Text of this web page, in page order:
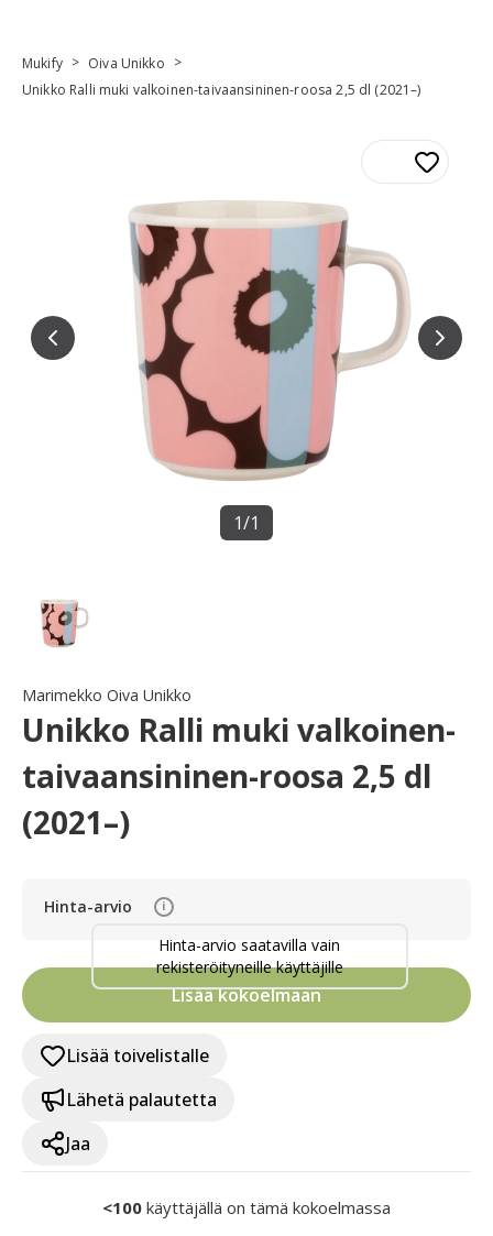
Mukify > Oiva Unikko >
Unikko Ralli muki valkoinen-taivaansininen-roosa 2,5 dl (2021–)
1/1
Marimekko Oiva Unikko
Unikko Ralli muki valkoinen-
taivaansininen-roosa 2,5 dl
(2021–)
Hinta-arvio i
Hinta-arvio saatavilla vain
rekisteröityneille käyttäjille
Lisää kokoelmaan
Lisää toivelistalle
Lähetä palautetta
Jaa
<100 käyttäjällä on tämä kokoelmassa